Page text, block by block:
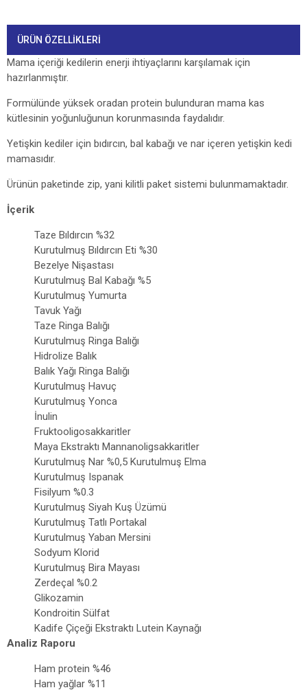
ÜRÜN ÖZELLIKLERI
Mama içeriği kedilerin enerji ihtiyaçlarını karşılamak için
hazırlanmıştır.
Formülünde yüksek oradan protein bulunduran mama kas
kütlesinin yoğunluğunun korunmasında faydalıdır.
Yetişkin kediler için bıdırcın, bal kabağı ve nar içeren yetişkin kedi
mamasıdır.
Ürünün paketinde zip, yani kilitli paket sistemi bulunmamaktadır.
İçerik
Taze Bıldırcın %32
Kurutulmuş Bıldırcın Eti %30
Bezelye Nişastası
Kurutulmuş Bal Kabağı %5
Kurutulmuş Yumurta
Tavuk Yağı
Taze Ringa Balığı
Kurutulmuş Ringa Balığı
Hidrolize Balık
Balık Yağı Ringa Balığı
Kurutulmuş Havuç
Kurutulmuş Yonca
İnulin
Fruktooligosakkaritler
Maya Ekstraktı Mannanoligsakkaritler
Kurutulmuş Nar %0,5 Kurutulmuş Elma
Kurutulmuş Ispanak
Fisilyum %0.3
Kurutulmuş Siyah Kuş Üzümü
Kurutulmuş Tatlı Portakal
Kurutulmuş Yaban Mersini
Sodyum Klorid
Kurutulmuş Bira Mayası
Zerdeçal %0.2
Glikozamin
Kondroitin Sülfat
Kadife Çiçeği Ekstraktı Lutein Kaynağı
Analiz Raporu
Ham protein %46
Ham yağlar %11